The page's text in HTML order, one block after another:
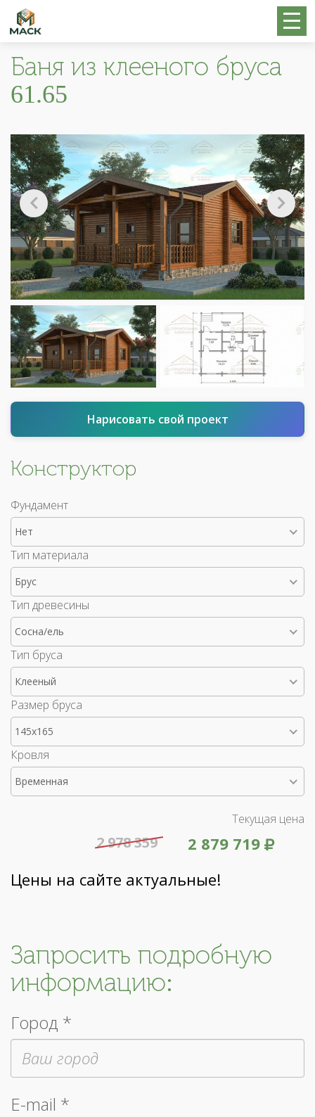
Баня из клееного бруса
61.65
Нарисовать свой проект
Конструктор
Фундамент
Нет
Тип материала
Брус
Тип древесины
Сосна/ель
Тип бруса
Клееный
Размер бруса
145x165
Кровля
Временная
Текущая цена
2 879 719
2 978 359
Цены на сайте актуальные!
Запросить подробную
информацию:
Город *
E-mail *